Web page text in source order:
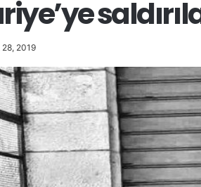
28, 2019